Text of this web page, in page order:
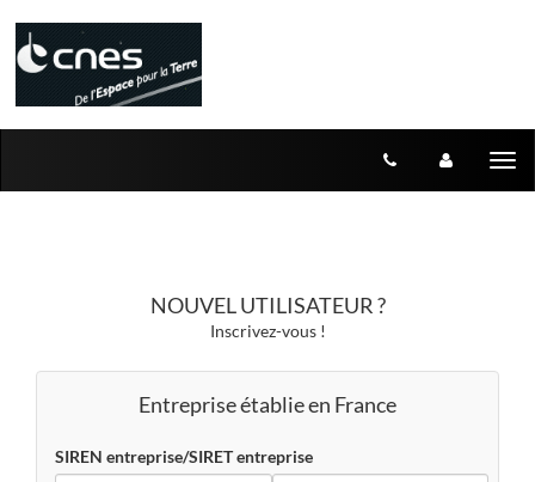
NOUVEL UTILISATEUR ?
Inscrivez-vous !
Entreprise établie en France
SIREN entreprise/SIRET entreprise